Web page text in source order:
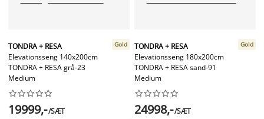
TONDRA + RESA
Elevationsseng 140x200cm
TONDRA + RESA grå-23
Medium
Gold






19999,-/SÆT
TONDRA + RESA
Elevationsseng 180x200cm
TONDRA + RESA sand-91
Medium
Gold






24998,-/SÆT